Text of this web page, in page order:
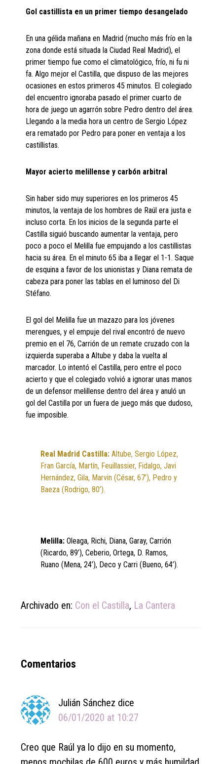
Gol castillista en un primer tiempo desangelado
En una gélida mañana en Madrid (mucho más frío en la
zona donde está situada la Ciudad Real Madrid), el
primer tiempo fue como el climatológico, frío, ni fu ni
fa. Algo mejor el Castilla, que dispuso de las mejores
ocasiones en estos primeros 45 minutos. El colegiado
del encuentro ignoraba pasado el primer cuarto de
hora de juego un agarrón sobre Pedro dentro del área.
Llegando a la media hora un centro de Sergio López
era rematado por Pedro para poner en ventaja a los
castillistas.
Mayor acierto melillense y carbón arbitral
Sin haber sido muy superiores en los primeros 45
minutos, la ventaja de los hombres de Raúl era justa e
incluso corta. En los inicios de la segunda parte el
Castilla siguió buscando aumentar la ventaja, pero
poco a poco el Melilla fue empujando a los castillistas
hacia su área. En el minuto 65 iba a llegar el 1-1. Saque
de esquina a favor de los unionistas y Diana remata de
cabeza para poner las tablas en el luminoso del Di
Stéfano.
El gol del Melilla fue un mazazo para los jóvenes
merengues, y el empuje del rival encontró de nuevo
premio en el 76, Carrión de un remate cruzado con la
izquierda superaba a Altube y daba la vuelta al
marcador. Lo intentó el Castilla, pero entre el poco
acierto y que el colegiado volvió a ignorar unas manos
de un defensor melillense dentro del área y anuló un
gol del Castilla por un fuera de juego más que dudoso,
fue imposible.
Real Madrid Castilla:Altube, Sergio López,
Fran García, Martín, Feuillassier, Fidalgo, Javi
Hernández, Gila, Marvin (César, 67’), Pedro y
Baeza (Rodrigo, 80’).
Melilla: Oleaga, Richi, Diana, Garay, Carrión
(Ricardo, 89’), Ceberio, Ortega, D. Ramos,
Ruano (Mena, 24’), Deco y Carri (Bueno, 64’).
Archivado en: Con el Castilla, La Cantera
Reader
Comentarios
Julián Sánchez dice
06/01/2020 at 10:27
Creo que Raúl ya lo dijo en su momento,